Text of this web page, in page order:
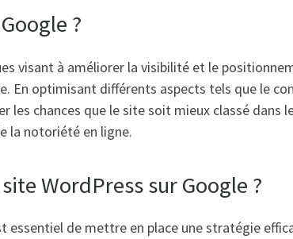
?
visant à améliorer la visibilité et le
En optimisant différents aspects tels que le
chances que le site soit mieux classé dans
la notoriété en ligne.
WordPress sur Google ?
de mettre en place une stratégie